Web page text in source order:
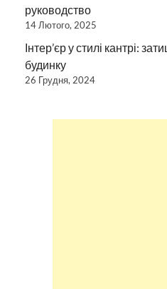
руководство
14 Лютого, 2025
Інтер’єр у стилі кантрі:
будинку
26 Грудня, 2024